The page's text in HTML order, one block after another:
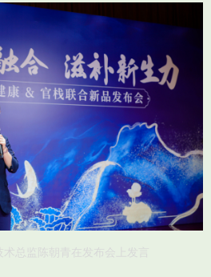
术总监陈朝青在发布会上发言